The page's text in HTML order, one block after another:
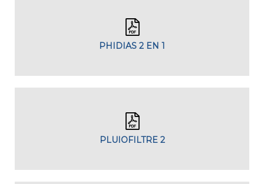
PHIDIAS 2 EN 1
PLUIOFILTRE 2